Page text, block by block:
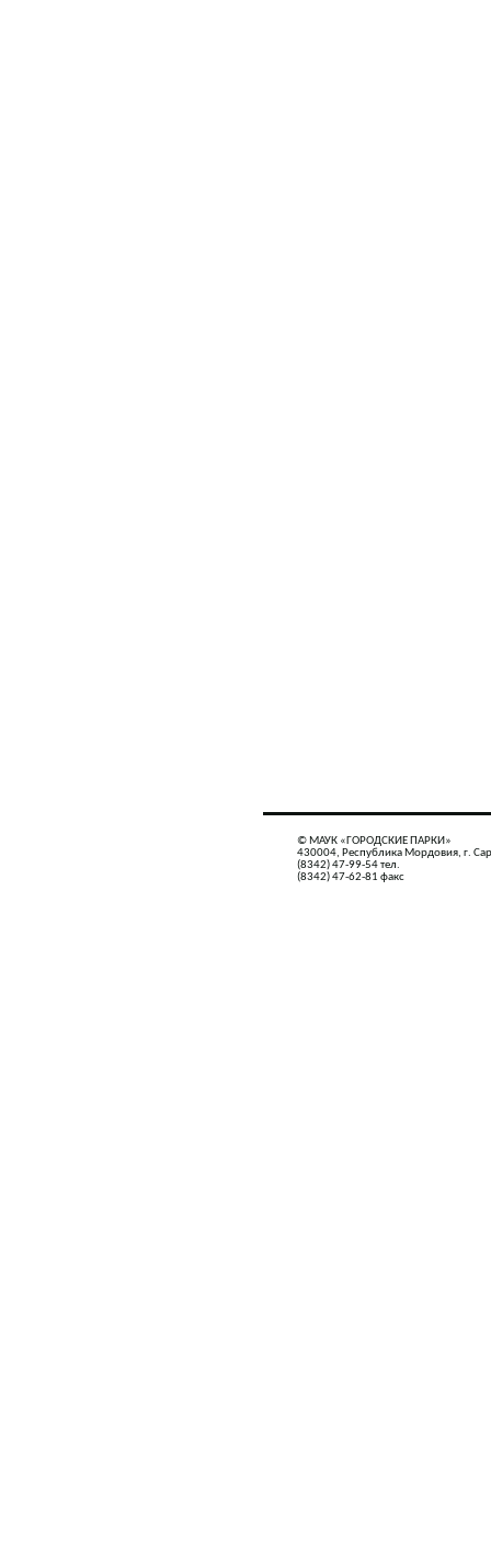
© МАУК «ГОРОДСКИЕ ПАРКИ»
430004, Республика Мордовия, г.
(8342) 47-99-54 тел.
(8342) 47-62-81 факс